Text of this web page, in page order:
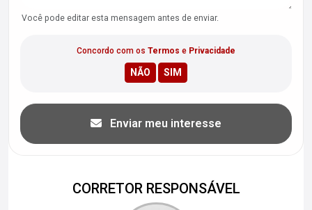
Você pode editar esta mensagem antes de enviar.
Concordo com os Termos e Privacidade
Enviar meu interesse
CORRETOR RESPONSÁVEL